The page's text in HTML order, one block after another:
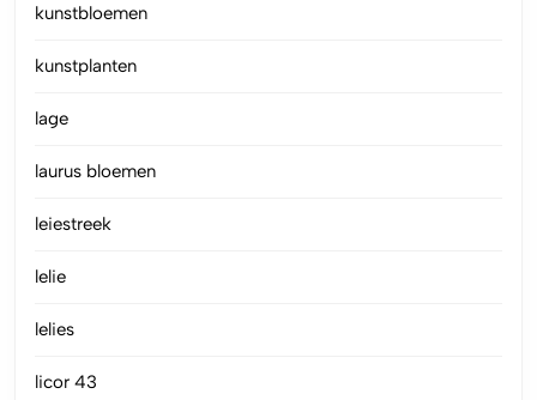
kunstbloemen
kunstplanten
lage
laurus bloemen
leiestreek
lelie
lelies
licor 43